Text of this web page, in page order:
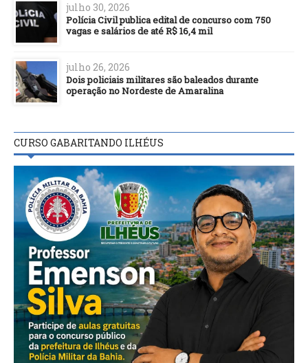
julho 30, 2026
Polícia Civil publica edital de concurso com 750
vagas e salários de até R$ 16,4 mil
julho 26, 2026
Dois policiais militares são baleados durante
operação no Nordeste de Amaralina
CURSO GABARITANDO ILHÉUS